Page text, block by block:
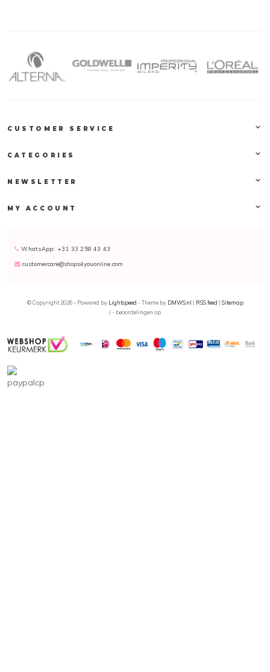
CUSTOMER SERVICE
CATEGORIES
NEWSLETTER
MY ACCOUNT
WhatsApp: +31 33 258 43 43
customercare@shops4youonline.com
© Copyright 2026 - Powered by Lightspeed - Theme by DMWS.nl RSS feed
Sitemap
/- beoordelingen op